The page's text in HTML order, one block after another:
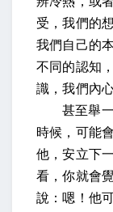
受，我們的
我們自己的
不同的認知
識，我們內
甚至舉
時候，可能
他，安立下
看，你就會
說：嗯！他